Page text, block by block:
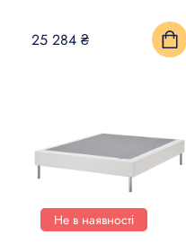
25 284 ₴
Не в наявності